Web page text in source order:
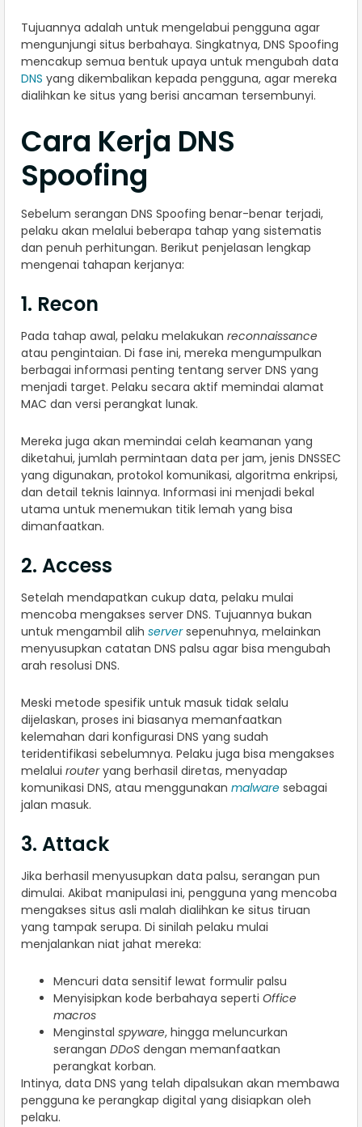
Tujuannya adalah untuk mengelabui pengguna agar
mengunjungi situs berbahaya. Singkatnya, DNS Spoofing
mencakup semua bentuk upaya untuk mengubah data
DNS yang dikembalikan kepada pengguna, agar mereka
dialihkan ke situs yang berisi ancaman tersembunyi.
Cara Kerja DNS
Spoofing
Sebelum serangan DNS Spoofing benar-benar terjadi,
pelaku akan melalui beberapa tahap yang sistematis
dan penuh perhitungan. Berikut penjelasan lengkap
mengenai tahapan kerjanya:
1. Recon
Pada tahap awal, pelaku melakukan reconnaissance
atau pengintaian. Di fase ini, mereka mengumpulkan
berbagai informasi penting tentang server DNS yang
menjadi target. Pelaku secara aktif memindai alamat
MAC dan versi perangkat lunak.
Mereka juga akan memindai celah keamanan yang
diketahui, jumlah permintaan data per jam, jenis DNSSEC
yang digunakan, protokol komunikasi, algoritma enkripsi,
dan detail teknis lainnya. Informasi ini menjadi bekal
utama untuk menemukan titik lemah yang bisa
dimanfaatkan.
2. Access
Setelah mendapatkan cukup data, pelaku mulai
mencoba mengakses server DNS. Tujuannya bukan
untuk mengambil alih serversepenuhnya, melainkan
menyusupkan catatan DNS palsu agar bisa mengubah
arah resolusi DNS.
Meski metode spesifik untuk masuk tidak selalu
dijelaskan, proses ini biasanya memanfaatkan
kelemahan dari konfigurasi DNS yang sudah
teridentifikasi sebelumnya. Pelaku juga bisa mengakses
melalui routeryang berhasil diretas, menyadap
komunikasi DNS, atau menggunakan malware sebagai
jalan masuk.
3. Attack
Jika berhasil menyusupkan data palsu, serangan pun
dimulai. Akibat manipulasi ini, pengguna yang mencoba
mengakses situs asli malah dialihkan ke situs tiruan
yang tampak serupa. Di sinilah pelaku mulai
menjalankan niat jahat mereka:
Mencuri data sensitif lewat formulir palsu
Menyisipkan kode berbahaya seperti Office
macros
Menginstal spyware, hingga meluncurkan
serangan DDoS dengan memanfaatkan
perangkat korban.
Intinya, data DNS yang telah dipalsukan akan membawa
pengguna ke perangkap digital yang disiapkan oleh
pelaku.